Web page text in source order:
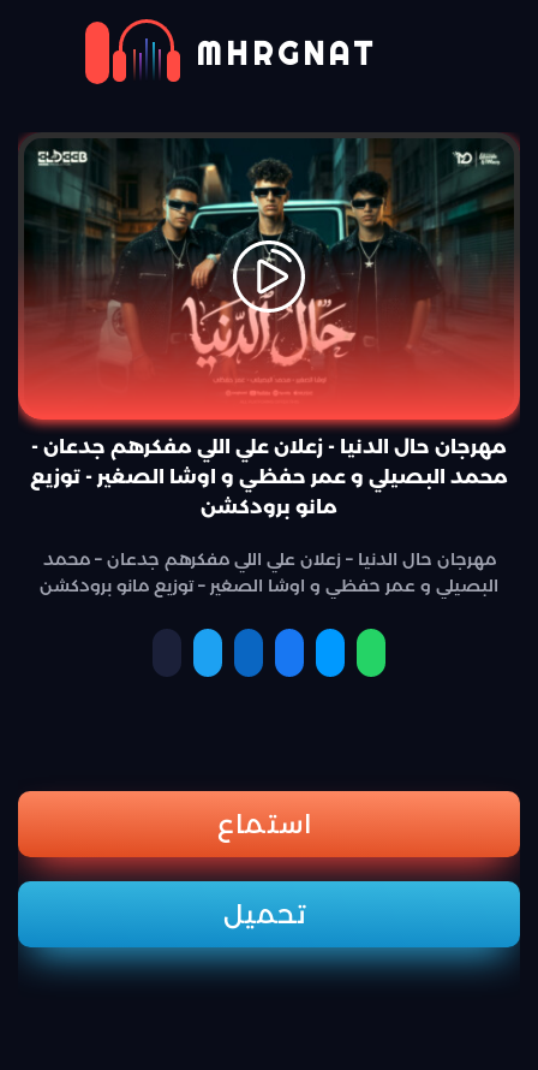
MHRGNAT
مهرجان حال الدنيا - زعلان علي اللي مفكرهم جدعان -
محمد البصيلي و عمر حفظي و اوشا الصغير - توزيع
مانو برودكشن
مهرجان حال الدنيا – زعلان علي اللي مفكرهم جدعان – محمد
البصيلي و عمر حفظي و اوشا الصغير – توزيع مانو برودكشن
استماع
تحميل